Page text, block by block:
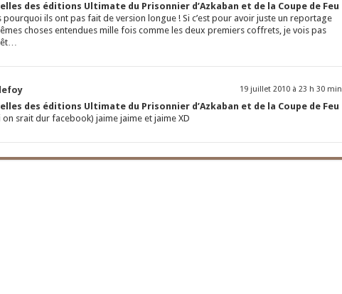
des éditions Ultimate du Prisonnier d’Azkaban et de la Coupe de Feu
pourquoi ils ont pas fait de version longue ! Si c’est pour avoir juste un reportage
choses entendues mille fois comme les deux premiers coffrets, je vois pas
19 juillet 2010 à 23 h 30 min
des éditions Ultimate du Prisonnier d’Azkaban et de la Coupe de Feu
srait dur facebook) jaime jaime et jaime XD